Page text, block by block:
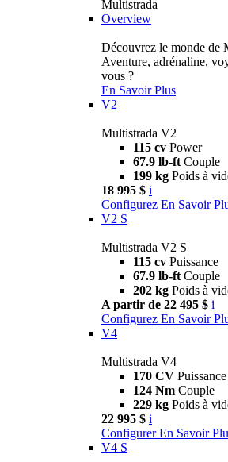
Multistrada
Overview
Découvrez le monde de
Aventure, adrénaline,
vous ?
En Savoir Plus
V2
Multistrada V2
115 cv Power
67.9 lb-ft Couple
199 kg Poids à
18 995 $ i
Configurez En Savoir
V2 S
Multistrada V2 S
115 cv Puissance
67.9 lb-ft Couple
202 kg Poids à
A partir de 22 495 $ i
Configurez En Savoir
V4
Multistrada V4
170 CV Puissance
124 Nm Couple
229 kg Poids à
22 995 $ i
Configurer En Savoir
V4 S